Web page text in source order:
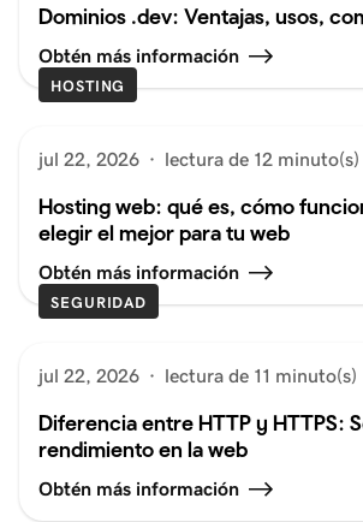
Dominios .dev: Ventajas, usos,
Obtén más información
HOSTING
jul 22, 2026 · lectura de 12 minuto(s)
Hosting web: qué es, cómo
elegir el mejor para tu web
Obtén más información
SEGURIDAD
jul 22, 2026 · lectura de 11 minuto(s)
Diferencia entre HTTP y HTTPS:
rendimiento en la web
Obtén más información